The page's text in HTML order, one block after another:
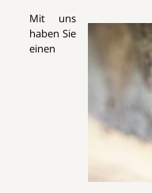
Mit uns
haben Sie
einen